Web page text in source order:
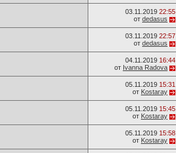
03.11.2019 22:55
от dedasus
03.11.2019 22:57
от dedasus
04.11.2019 16:44
от Ivanna Radova
05.11.2019 15:31
от Kostaray
05.11.2019 15:45
от Kostaray
05.11.2019 15:58
от Kostaray